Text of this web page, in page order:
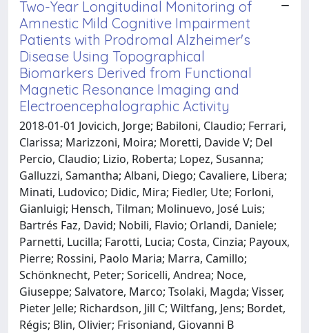
Two-Year Longitudinal Monitoring of
Amnestic Mild Cognitive Impairment
Patients with Prodromal Alzheimer's
Disease Using Topographical
Biomarkers Derived from Functional
Magnetic Resonance Imaging and
Electroencephalographic Activity
2018-01-01 Jovicich, Jorge; Babiloni, Claudio; Ferrari,
Clarissa; Marizzoni, Moira; Moretti, Davide V; Del
Percio, Claudio; Lizio, Roberta; Lopez, Susanna;
Galluzzi, Samantha; Albani, Diego; Cavaliere, Libera;
Minati, Ludovico; Didic, Mira; Fiedler, Ute; Forloni,
Gianluigi; Hensch, Tilman; Molinuevo, José Luis;
Bartrés Faz, David; Nobili, Flavio; Orlandi, Daniele;
Parnetti, Lucilla; Farotti, Lucia; Costa, Cinzia; Payoux,
Pierre; Rossini, Paolo Maria; Marra, Camillo;
Schönknecht, Peter; Soricelli, Andrea; Noce,
Giuseppe; Salvatore, Marco; Tsolaki, Magda; Visser,
Pieter Jelle; Richardson, Jill C; Wiltfang, Jens; Bordet,
Régis; Blin, Olivier; Frisoniand, Giovanni B